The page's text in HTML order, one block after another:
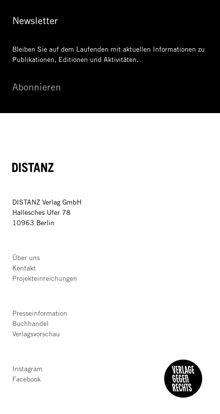
Newsletter
Bleiben Sie auf dem Laufenden mit aktuellen Informationen zu
Publikationen, Editionen und Aktivitäten.
Abonnieren
DISTANZ
DISTANZ Verlag GmbH
Hallesches Ufer 78
10963 Berlin
Über uns
Kontakt
Projekteinreichungen
Presseinformation
Buchhandel
Verlagsvorschau
Instagram
Facebook